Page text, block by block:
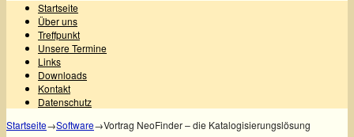
Startseite
Über uns
Treffpunkt
Unsere Termine
Links
Downloads
Kontakt
Datenschutz
Startseite→Software→Vortrag NeoFinder – die Katalogisierungslösung